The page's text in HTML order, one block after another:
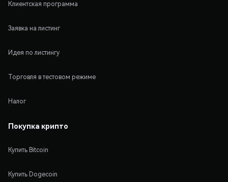
Клиентская программа
Заявка на листинг
Идея по листингу
Торговля в тестовом режиме
Налог
Покупка крипто
Купить Bitcoin
Купить Dogecoin